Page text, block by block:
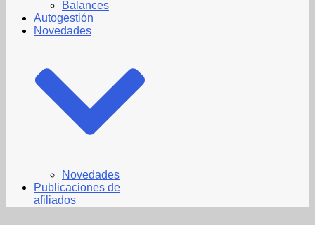
Balances
Autogestión
Novedades
Novedades
Publicaciones de
afiliados